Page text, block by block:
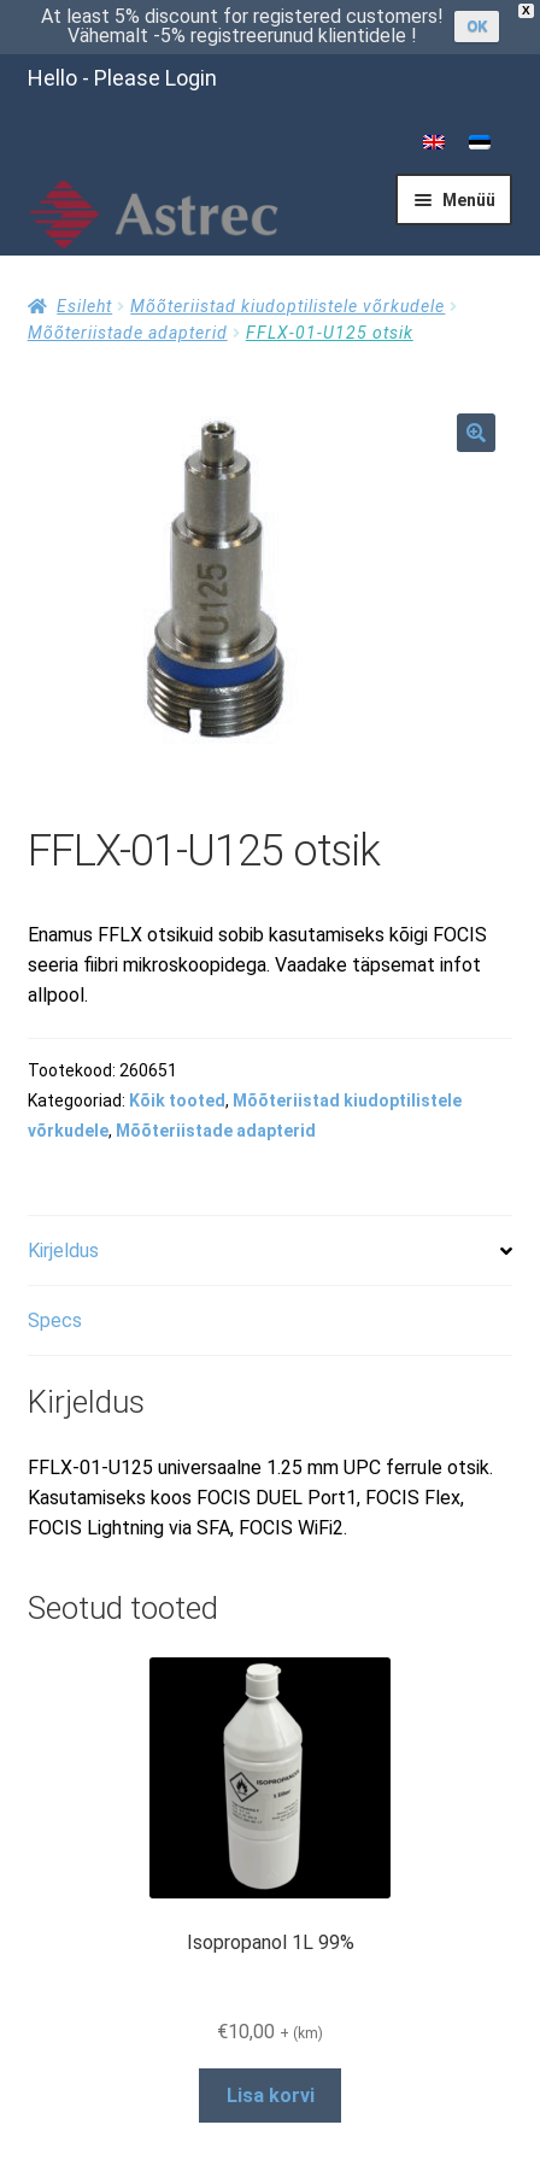
X
At least 5% discount for registered customers!
Vähemalt -5% registreerunud klientidele !
OK
Hello - Please Login
Menüü
Esileht
Müügitingimused
Ostukorv
Privaatsuspoliitika
RMA taotluse vorm
Esileht
Mõõteriistad kiudoptilistele võrkudele
Mõõteriistade adapterid
FFLX-01-U125 otsik
FFLX-01-U125 otsik
Enamus FFLX otsikuid sobib kasutamiseks kõigi FOCIS
seeria fiibri mikroskoopidega. Vaadake täpsemat infot
allpool.
Tootekood: 260651
Kategooriad: Kõik tooted, Mõõteriistad kiudoptilistele
võrkudele, Mõõteriistade adapterid
Kirjeldus
Specs
Kirjeldus
FFLX-01-U125 universaalne 1.25 mm UPC ferrule otsik.
Kasutamiseks koos FOCIS DUEL Port1, FOCIS Flex,
FOCIS Lightning via SFA, FOCIS WiFi2.
Seotud tooted
Isopropanol 1L 99%
€10,00 + (km)
Lisa korvi